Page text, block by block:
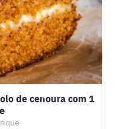
de cenoura com 1